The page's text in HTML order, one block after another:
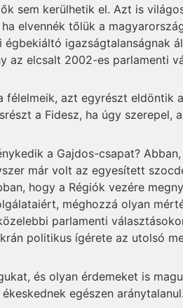
sem kerülhetik el. Azt is
elvennék tőlük a
égbekiáltó igazságtalanságnak
az elcsalt 2002-es parlamenti
félelmeik, azt egyrészt eldöntik
a Fidesz, ha úgy szerepel,
a Gajdos-csapat?
már volt az egyesített
hogy a Régiók vezére
méghozzá olyan
parlamenti
politikus ígérete az utolsó
és olyan érdemeket is
egészen